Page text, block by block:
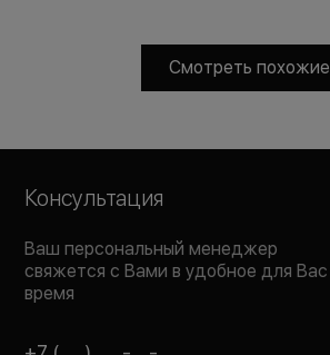
Смотреть похожие
Консультация
Ваш персональный менеджер
свяжется с Вами в удобное для Вас
время